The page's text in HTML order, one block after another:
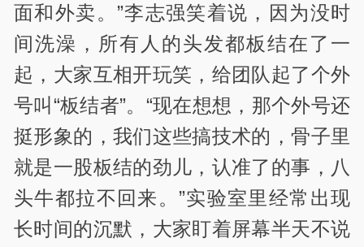
面和外卖。”李志强笑着说，因为没时
间洗澡，所有人的头发都板结在了一
起，大家互相开玩笑，给团队起了个外
号叫“板结者”。“现在想想，那个外号还
挺形象的，我们这些搞技术的，骨子里
就是一股板结的劲儿，认准了的事，八
头牛都拉不回来。”实验室里经常出现
长时间的沉默，大家盯着屏幕半天不说